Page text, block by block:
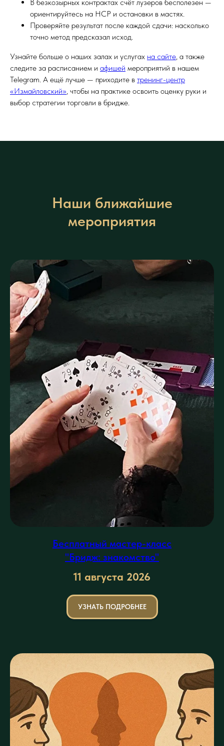
В безкозырных контрактах счёт лузеров бесполезен —
ориентируйтесь на HCP и остановки в мастях.
Проверяйте результат после каждой сдачи: насколько
точно метод предсказал исход.
Узнайте больше о наших залах и услугах на сайте, а также
следите за расписанием и афишей мероприятий в нашем
Telegram. А ещё лучше — приходите в тренинг-центр
«Измайловский», чтобы на практике освоить оценку руки и
выбор стратегии торговли в бридже.
Наши ближайшие
мероприятия
Бесплатный мастер-класс
"Бридж: знакомство"
11 августа 2026
УЗНАТЬ ПОДРОБНЕЕ